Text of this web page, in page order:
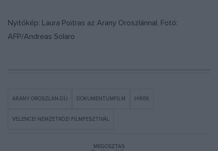
Nyitókép: Laura Poitras az Arany Oroszlánnal. Fotó:
AFP/Andreas Solaro
ARANY OROSZLÁN-DÍJ DOKUMENTUMFILM HÍREK
VELENCEI NEMZETKÖZI FILMFESZTIVÁL
MEGOSZTÁS